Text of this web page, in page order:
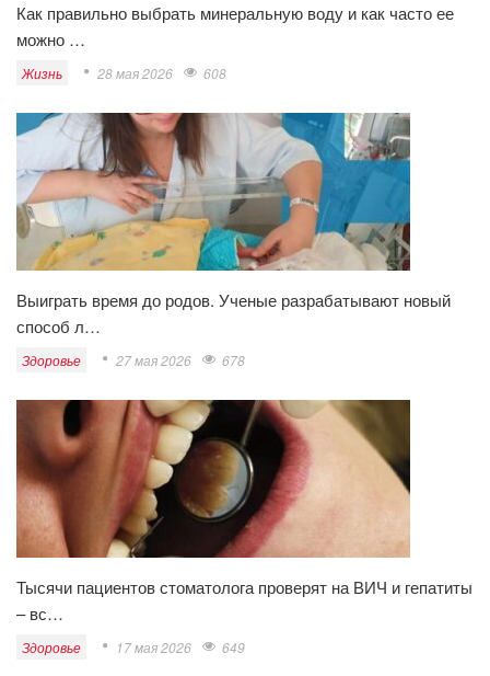
Как правильно выбрать минеральную воду и как часто ее
можно …
Жизнь 28 мая 2026 608
Выиграть время до родов. Ученые разрабатывают новый
способ л…
Здоровье 27 мая 2026 678
Тысячи пациентов стоматолога проверят на ВИЧ и гепатиты
– вс…
Здоровье 17 мая 2026 649